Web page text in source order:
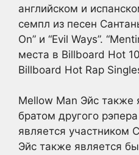
английском и
семпл из песен
On” и “Evil Ways”.
места в Billboard Hot
Billboard Hot Rap
Mellow Man Эйс
братом другого
является участником
Эйс также является